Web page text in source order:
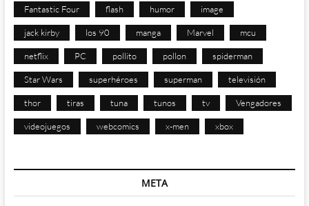
Fantastic Four flash humor image
jack kirby los 90 manga Marvel mcu
netflix PC pollito pollon spiderman
Star Wars superhéroes superman televisión
thor tiras tuna tunos tv Vengadores
videojuegos webcomics x-men xbox
META